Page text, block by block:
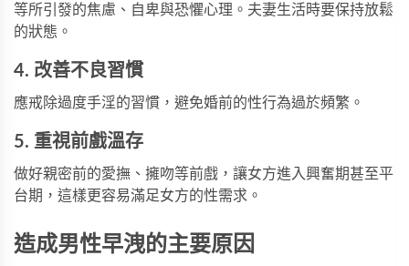
等所引發的焦慮、自卑與恐懼心理。夫妻生活時要保持放鬆
的狀態。
4. 改善不良習慣
應戒除過度手淫的習慣，避免婚前的性行為過於頻繁。
5. 重視前戲溫存
做好親密前的愛撫、擁吻等前戲，讓女方進入興奮期甚至平
台期，這樣更容易滿足女方的性需求。
造成男性早洩的主要原因